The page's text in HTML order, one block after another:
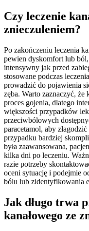
Czy leczenie
znieczuleniem?
Po zakończeniu leczenia
pewien dyskomfort lub
intensywny jak przed
stosowane podczas
prowadzić do pojawienia
zęba. Warto zaznaczyć, że
proces gojenia, dlatego
większości przypadków
przeciwbólowych
paracetamol, aby
przypadku bardziej
była zaawansowana,
kilka dni po leczeniu.
razie potrzeby
oceni sytuację i podejmie
bólu lub zidentyfikowania
Jak długo trwa
kanałowego ze